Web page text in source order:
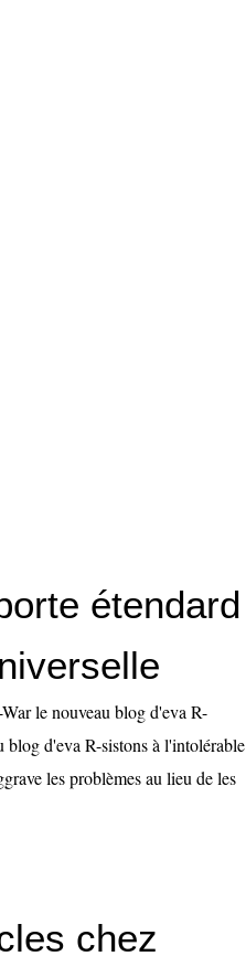
étendard
le nouveau blog d'eva R-
blog d'eva R-sistons à l'intolérable
les problèmes au lieu de les
chez